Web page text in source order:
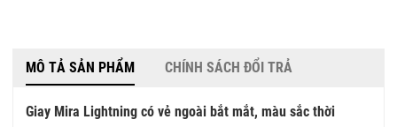
MÔ TẢ SẢN PHẨM CHÍNH SÁCH ĐỔI TRẢ
Giay Mira Lightning có vẻ ngoài bắt mắt, màu sắc thời